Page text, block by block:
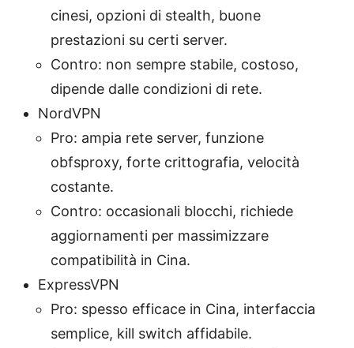
cinesi, opzioni di stealth, buone
prestazioni su certi server.
Contro: non sempre stabile, costoso,
dipende dalle condizioni di rete.
NordVPN
Pro: ampia rete server, funzione
obfsproxy, forte crittografia, velocità
costante.
Contro: occasionali blocchi, richiede
aggiornamenti per massimizzare
compatibilità in Cina.
ExpressVPN
Pro: spesso efficace in Cina, interfaccia
semplice, kill switch affidabile.